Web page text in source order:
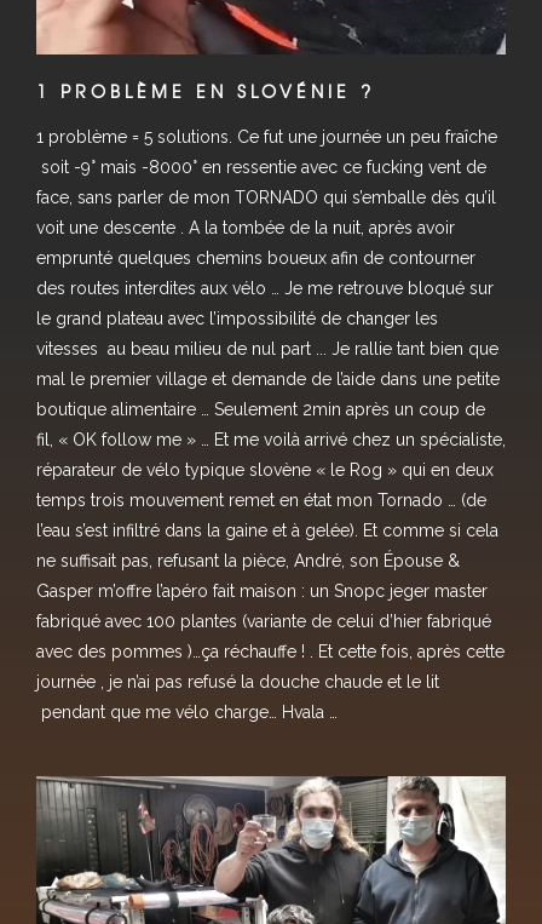
1 PROBLÈME EN SLOVÉNIE ?
1 problème = 5 solutions. Ce fut une journée un peu fraîche
soit -9° mais -8000° en ressentie avec ce fucking vent de
face, sans parler de mon TORNADO qui s’emballe dès qu’il
voit une descente
. A la tombée de la nuit, après avoir
emprunté quelques chemins boueux afin de contourner
des routes interdites aux vélo
… Je me retrouve bloqué sur
le grand plateau avec l’impossibilité de changer les
vitesses au beau milieu de nul part
.. Je rallie tant bien que
mal le premier village et demande de l’aide dans une petite
boutique alimentaire
… Seulement 2min après un coup de
fil, « OK follow me »
… Et me voilà arrivé chez un spécialiste,
réparateur de vélo typique slovène « le Rog » qui en deux
temps trois mouvement remet en état mon Tornado
… (de
l’eau s’est infiltré dans la gaine et à gelée). Et comme si cela
ne suffisait pas, refusant la pièce, André, son Épouse &
Gasper m’offre l’apéro fait maison : un Snopc jeger master
fabriqué avec 100 plantes (variante de celui d’hier fabriqué
avec des pommes )…ça réchauffe !
. Et cette fois, après cette
journée
, je n’ai pas refusé la douche chaude et le lit
pendant que me vélo charge… Hvala